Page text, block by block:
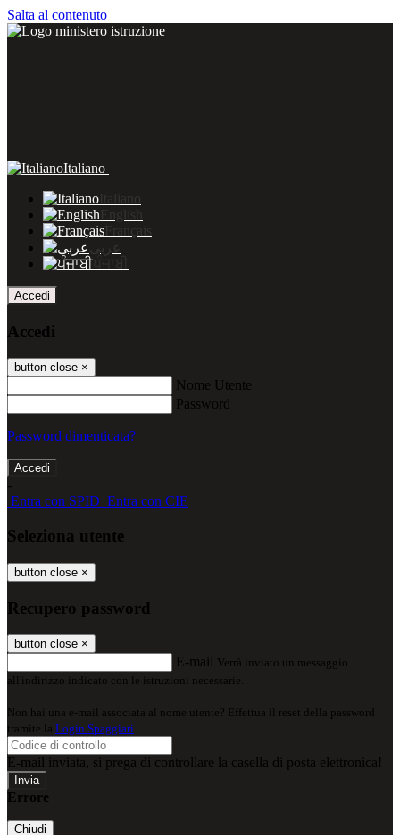
Salta al contenuto
Italiano
Italiano
English
Français
عربى
ਪੰਜਾਬੀ
Accedi
Accedi
button close ×
Nome Utente
Password
Password dimenticata?
-
Entra con SPID Entra con CIE
Seleziona utente
button close ×
Recupero password
button close ×
E-mail Verrà inviato un messaggio
all'indirizzo indicato con le istruzioni necessarie.
Non hai una e-mail associata al nome utente? Effettua il reset della password
tramite la Login Spaggiari
E-mail inviata, si prega di controllare la casella di posta elettronica!
Errore
Chiudi